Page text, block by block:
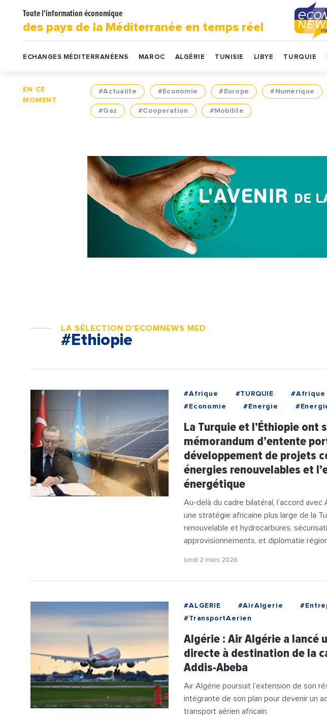
Toute l'information économique
des pays de la Méditerranée en temps réel
ECHANGES MÉDITERRANÉENS MAROC ALGÉRIE TUNISIE LIBYE TURQUIE
EN CE
MOMENT
#Actualite #Economie #Europe #Numerique
#Gaz #Cooperation #Mobilite
LA SÉLECTION D'ECOMNEWS MED
#Ethiopie
#Afrique #TURQUIE #Afrique
#Economie
#Energie
#Hydrocarbures
La Turquie et l’Éthiopie ont
mémorandum d’entente
développement de projets
énergies renouvelables et
énergétique
Au-delà du cadre bilatéral, l’accord avec
une stratégie africaine plus large de la
renouvelable et hydrocarbures,
approvisionnements, et diplomatie
lundi 2 mars 2026
#ALGERIE #AirAlgerie
#TransportAerien
Algérie : Air Algérie a lancé
directe à destination de la
Addis-Abeba
Air Algérie poursuit l’extension de son
intégrante de son plan pour devenir un
transport aérien africain.